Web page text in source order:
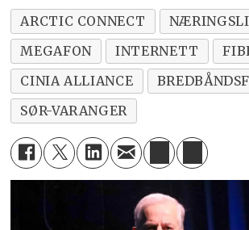
ARCTIC CONNECT
MEGAFON
INTERNETT
CINIA ALLIANCE
SØR-VARANGER